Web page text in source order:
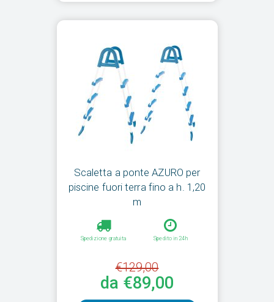
Scaletta a ponte AZURO per
piscine fuori terra fino a h. 1,20
m
Spedizione gratuita Spedito in 24h
€129,00
da €89,00